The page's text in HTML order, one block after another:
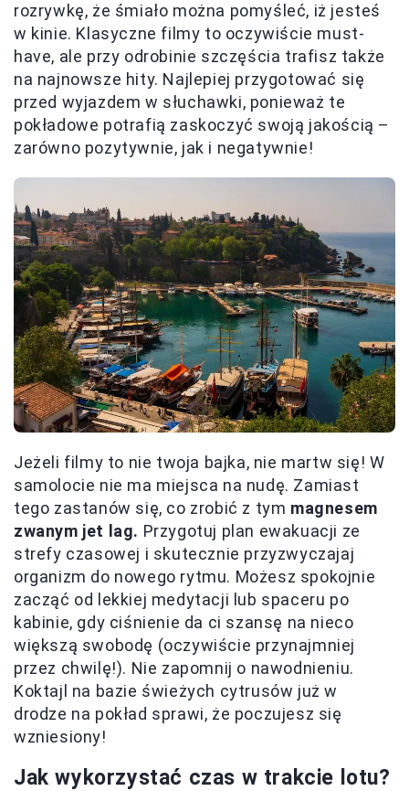
rozrywkę, że śmiało można pomyśleć, iż jesteś
w kinie. Klasyczne filmy to oczywiście must-
have, ale przy odrobinie szczęścia trafisz także
na najnowsze hity. Najlepiej przygotować się
przed wyjazdem w słuchawki, ponieważ te
pokładowe potrafią zaskoczyć swoją jakością –
zarówno pozytywnie, jak i negatywnie!
Jeżeli filmy to nie twoja bajka, nie martw się! W
samolocie nie ma miejsca na nudę. Zamiast
tego zastanów się, co zrobić z tym magnesem
zwanym jet lag. Przygotuj plan ewakuacji ze
strefy czasowej i skutecznie przyzwyczajaj
organizm do nowego rytmu. Możesz spokojnie
zacząć od lekkiej medytacji lub spaceru po
kabinie, gdy ciśnienie da ci szansę na nieco
większą swobodę (oczywiście przynajmniej
przez chwilę!). Nie zapomnij o nawodnieniu.
Koktajl na bazie świeżych cytrusów już w
drodze na pokład sprawi, że poczujesz się
wzniesiony!
Jak wykorzystać czas w trakcie lotu?